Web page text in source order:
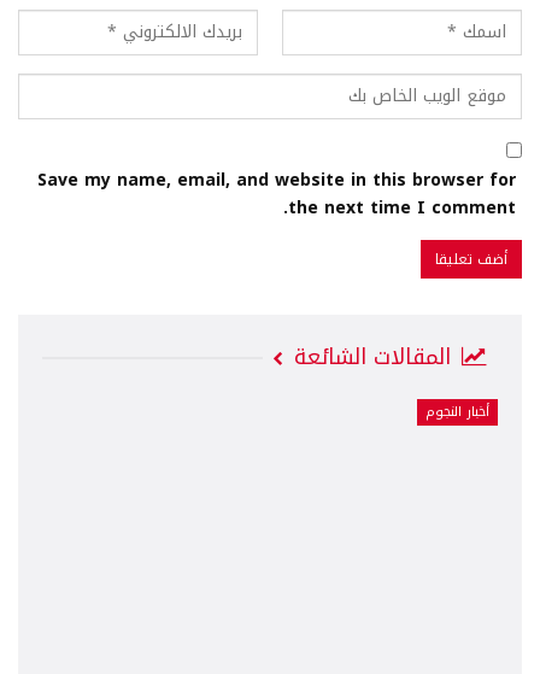
Save my name, email, and website in this browser for
the next time I comment.
المقالات الشائعة
أخبار النجوم